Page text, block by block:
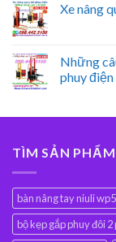
Xe nâng
Những
phuy điện
TÌM SẢN
bàn nâng tay niuli
bộ kẹp gắp phuy đôi